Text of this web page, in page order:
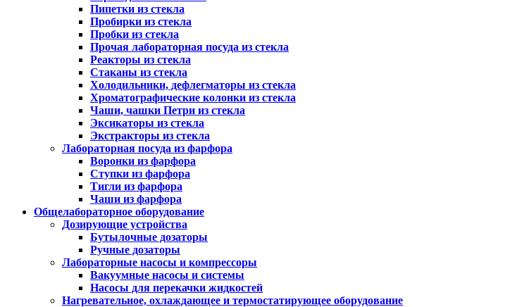
Пипетки из стекла
Пробирки из стекла
Пробки из стекла
Прочая лабораторная посуда из стекла
Реакторы из стекла
Стаканы из стекла
Холодильники, дефлегматоры из стекла
Хроматографические колонки из стекла
Чаши, чашки Петри из стекла
Эксикаторы из стекла
Экстракторы из стекла
Лабораторная посуда из фарфора
Воронки из фарфора
Ступки из фарфора
Тигли из фарфора
Чаши из фарфора
Общелабораторное оборудование
Дозирующие устройства
Бутылочные дозаторы
Ручные дозаторы
Лабораторные насосы и компрессоры
Вакуумные насосы и системы
Насосы для перекачки жидкостей
Нагревательное, охлаждающее и термостатирующее оборудование